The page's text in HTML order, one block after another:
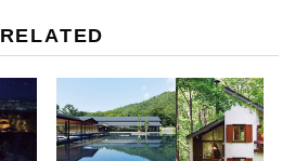
RELATED